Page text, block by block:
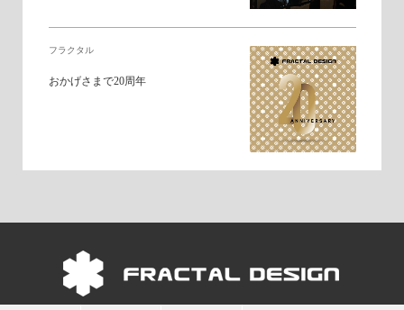
フラクタル
おかげさまで20周年